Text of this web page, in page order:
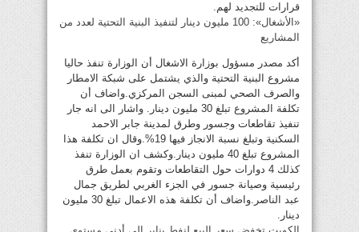
قرارات للتجديد لهم.
«الأشغال»: 100 مليون دينار لتنفيذ البنية التحتية لعدد من
المشاريع
أكد مصدر مسؤول بوزارة الاشغال أن الوزارة تنفذ حاليا
مشروع البنية التحتية والذي يشتمل على شبكة الامطار
والصرف الصحي لمبنى السجن المركزي.واضاف أن
تكلفة المشروع تبلغ 30 مليون دينار. واشار الى انه جار
تنفيذ تقاطعات وجسور وطرق لمدينة جابر الاحمد
السكنية وتبلغ نسبة الانجاز فيها 19%.وقال ان تكلفة هذا
المشروع تبلغ 40 مليون دينار.وكشف ان الوزارة تنفذ
كذلك 4 دوارات حول التقاطعات وتقوم بعمل طرق
رئيسية وصيانة جسور في الجزء الغربي لطريق جمال
عبد الناصر.واضاف أن تكلفة هذه الاعمال تبلغ 30 مليون
دينار.